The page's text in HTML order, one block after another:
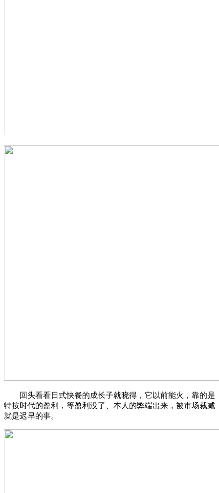
回头看看日式快餐的成长子就晓得，它以前能火，靠的是
特按时代的盈利，等盈利没了、本人的弊端出来，被市场裁减
就是迟早的事。